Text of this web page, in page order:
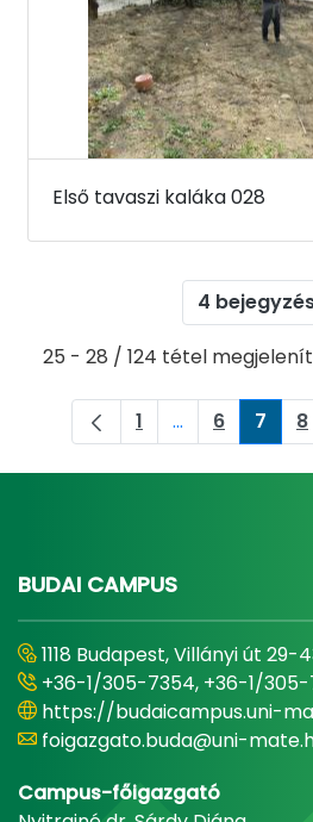
Első tavaszi kaláka 028
4
25 - 28 / 124 tétel
Oldal
1 ...KöztesOldal
6 Oldal
7 8
BUDAI CAMPUS
1118 Budapest, Villányi út 29-
+36-1/305-7354, +36-1/
https://budaicampus.uni-
foigazgato.buda@uni-
Campus-főigazgató